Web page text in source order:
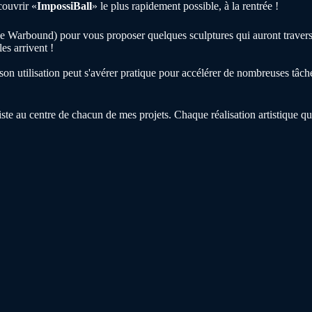
«ImpossiBall» le plus rapidement possible, à la rentrée !
pour vous proposer quelques sculptures qui auront
arrivent !
utilisation peut s'avérer pratique pour accélérer de nombreuses
au centre de chacun de mes projets. Chaque réalisation artistique